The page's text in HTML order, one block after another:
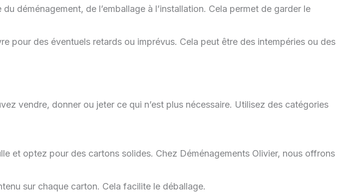
déménagement, de l’emballage à l’installation. Cela permet de garder le
pour des éventuels retards ou imprévus. Cela peut être des intempéries ou des
vendre, donner ou jeter ce qui n’est plus nécessaire. Utilisez des catégories
et optez pour des cartons solides. Chez Déménagements Olivier, nous offrons
sur chaque carton. Cela facilite le déballage.